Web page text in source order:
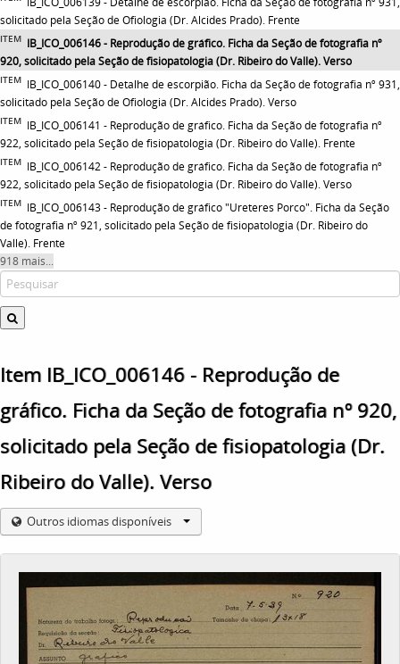
solicitado pela Seção de Ofiologia (Dr. Alcides Prado). Frente
ITEM IB_ICO_006146 - Reprodução de gráfico. Ficha da Seção de fotografia nº
920, solicitado pela Seção de fisiopatologia (Dr. Ribeiro do Valle). Verso
ITEM IB_ICO_006140 - Detalhe de escorpião. Ficha da Seção de fotografia nº 931,
solicitado pela Seção de Ofiologia (Dr. Alcides Prado). Verso
ITEM IB_ICO_006141 - Reprodução de gráfico. Ficha da Seção de fotografia nº
922, solicitado pela Seção de fisiopatologia (Dr. Ribeiro do Valle). Frente
ITEM IB_ICO_006142 - Reprodução de gráfico. Ficha da Seção de fotografia nº
922, solicitado pela Seção de fisiopatologia (Dr. Ribeiro do Valle). Verso
ITEM IB_ICO_006143 - Reprodução de gráfico "Ureteres Porco". Ficha da Seção
de fotografia nº 921, solicitado pela Seção de fisiopatologia (Dr. Ribeiro do
Valle). Frente
918 mais...
Item IB_ICO_006146 - Reprodução de
gráfico. Ficha da Seção de fotografia nº 920,
solicitado pela Seção de fisiopatologia (Dr.
Ribeiro do Valle). Verso
Outros idiomas disponíveis